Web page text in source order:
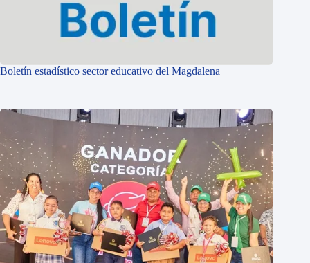
Boletín estadístico sector educativo del Magdalena